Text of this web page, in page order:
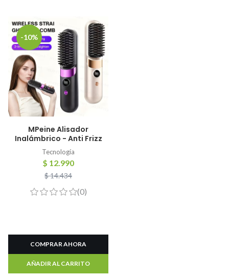
-10%
MPeine Alisador
Inalámbrico - Anti Frizz
Tecnología
$ 12.990
$ 14.434
(0)
COMPRAR AHORA
AÑADIR AL CARRITO